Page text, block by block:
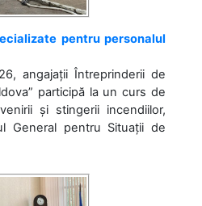
pentru personalul
angajații Întreprinderii de
participă la un curs de
și stingerii incendiilor,
General pentru Situații de